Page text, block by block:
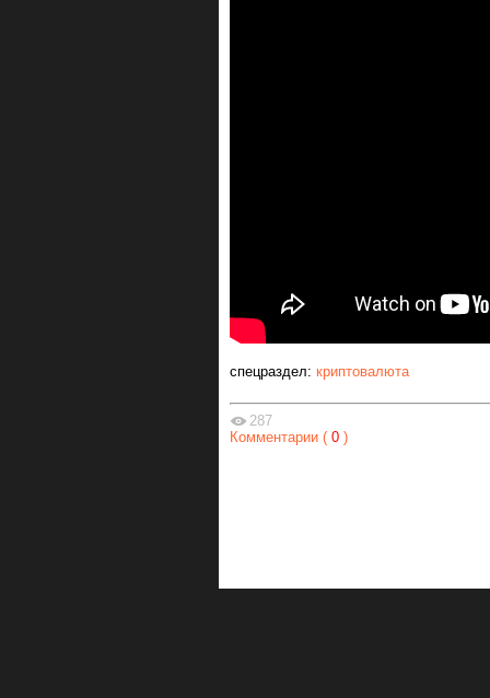
спецраздел: криптовалюта
287
Комментарии ( 0 )